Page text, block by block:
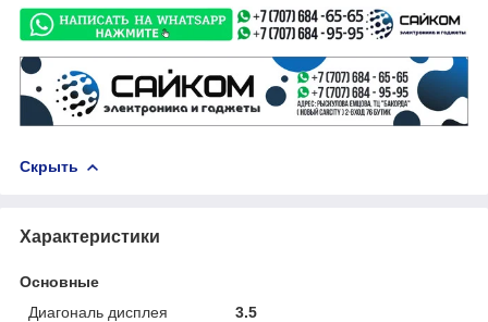
Скрыть
Характеристики
Основные
Диагональ дисплея
3.5